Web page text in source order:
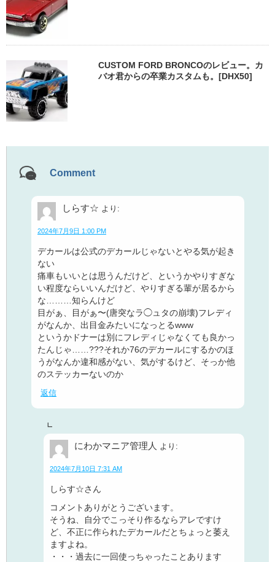
CUSTOM FORD BRONCOのレビュー。カ
バオ君からの卒業カスタムも。[DHX50]
Comment
しらす☆ より:
2024年7月9日 1:00 PM
デカールは公式のデカールじゃないとやる気が起き
ない
痛車もいいとは思うんだけど、というかやりすぎな
い程度ならいいんだけど、やりすぎる輩が居るから
な………知らんけど
目がぁ、目がぁ〜(唐突なラ◯ュタの崩壊)フレディ
がなんか、出目金みたいになっとるwww
というかドナーは別にフレディじゃなくても良かっ
たんじゃ……???それか76のデカールにするかのほ
うがなんか違和感がない、気がするけど、そっか他
のステッカーないのか
返信
にわかマニア管理人 より:
2024年7月10日 7:31 AM
しらす☆さん
コメントありがとうございます。
そうね、自分でこっそり作るならアレですけ
ど、不正に作られたデカールだとちょっと萎え
ますよね。
・・・過去に一回使っちゃったことあります